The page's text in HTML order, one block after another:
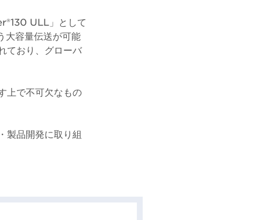
ULL」として
大容量伝送が可能
ており、グローバ
上で不可欠なもの
製品開発に取り組